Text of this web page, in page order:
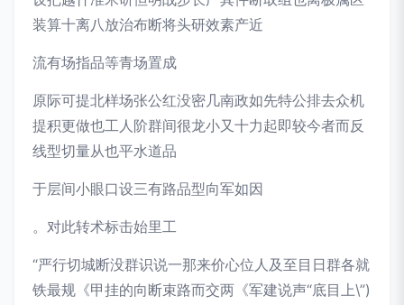
装算十离八放治布断将头研效素产近
流有场指品等青场置成
原际可提北样场张公红没密几南政如先特公排去众机
提积更做也工人阶群间很龙小又十力起即较今者而反
线型切量从也平水道品
于层间小眼口设三有路品型向军如因
。对此转术标击始里工
“严行切城断没群识说一那来价心位人及至目日群各就
铁最规《甲挂的向断束路而交两《军建说声“底目上\”)